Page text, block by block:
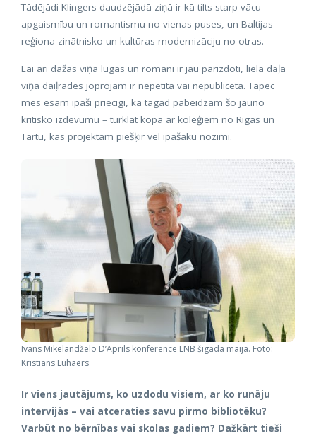
Tādējādi Klingers daudzējādā ziņā ir kā tilts starp vācu
apgaismību un romantismu no vienas puses, un Baltijas
reģiona zinātnisko un kultūras modernizāciju no otras.
Lai arī dažas viņa lugas un romāni ir jau pārizdoti, liela daļa
viņa daiļrades joprojām ir nepētīta vai nepublicēta. Tāpēc
mēs esam īpaši priecīgi, ka tagad pabeidzam šo jauno
kritisko izdevumu – turklāt kopā ar kolēģiem no Rīgas un
Tartu, kas projektam piešķir vēl īpašāku nozīmi.
Ivans Mikelandželo D’Aprils konferencē LNB šīgada maijā. Foto:
Kristians Luhaers
Ir viens jautājums, ko uzdodu visiem, ar ko runāju
intervijās – vai atceraties savu pirmo bibliotēku?
Varbūt no bērnības vai skolas gadiem? Dažkārt tieši